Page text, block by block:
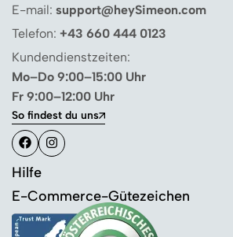
E-mail: support@heySimeon.com
Telefon: +43 660 444 0123
Kundendienstzeiten:
Mo–Do 9:00–15:00 Uhr
Fr 9:00–12:00 Uhr
So findest du uns
Hilfe
E-Commerce-Gütezeichen